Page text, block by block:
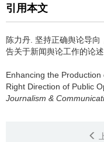
引用本文
陈力丹. 坚持正确舆论导
告关于新闻舆论工作的论述
Enhancing the
Right Direction of Public
Journalism &